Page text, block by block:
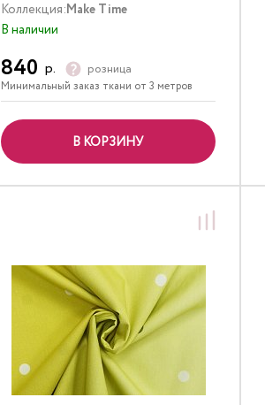
Коллекция:Make Time
В наличии
840 р. розница
Минимальный заказ ткани от 3 метров
В КОРЗИНУ